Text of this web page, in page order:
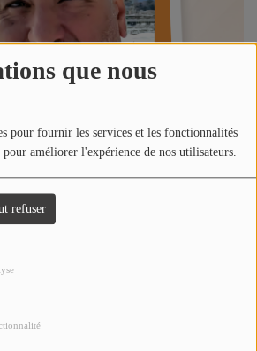
que nous
pour fournir les services et les fonctionnalités
pour améliorer l'expérience de nos utilisateurs.
refuser
morning Côte d'Azur, Loric reçoit